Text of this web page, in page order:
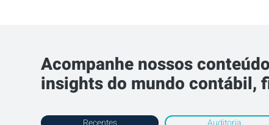
Acompanhe nossos
insights do mundo contábil,